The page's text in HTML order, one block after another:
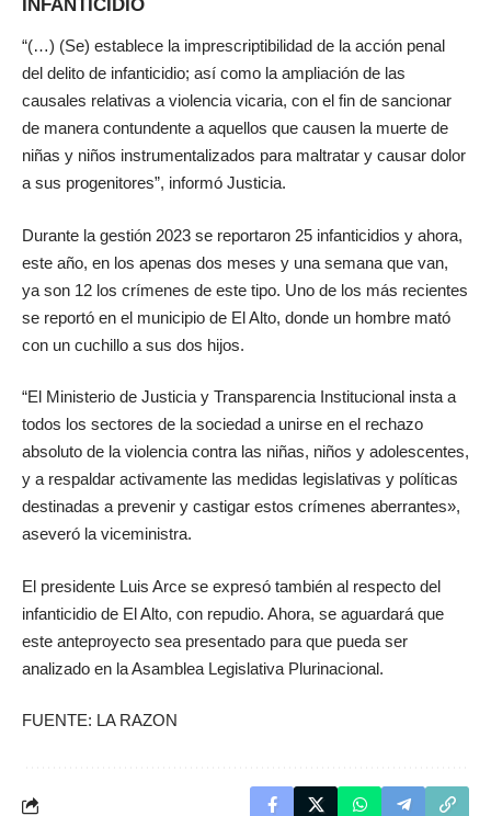
INFANTICIDIO
“(…) (Se) establece la imprescriptibilidad de la acción penal
del delito de infanticidio; así como la ampliación de las
causales relativas a violencia vicaria, con el fin de sancionar
de manera contundente a aquellos que causen la muerte de
niñas y niños instrumentalizados para maltratar y causar dolor
a sus progenitores”, informó Justicia.
Durante la gestión 2023 se reportaron 25 infanticidios y ahora,
este año, en los apenas dos meses y una semana que van,
ya son 12 los crímenes de este tipo. Uno de los más recientes
se reportó en el municipio de El Alto, donde un hombre mató
con un cuchillo a sus dos hijos.
“El Ministerio de Justicia y Transparencia Institucional insta a
todos los sectores de la sociedad a unirse en el rechazo
absoluto de la violencia contra las niñas, niños y adolescentes,
y a respaldar activamente las medidas legislativas y políticas
destinadas a prevenir y castigar estos crímenes aberrantes»,
aseveró la viceministra.
El presidente Luis Arce se expresó también al respecto del
infanticidio de El Alto, con repudio. Ahora, se aguardará que
este anteproyecto sea presentado para que pueda ser
analizado en la Asamblea Legislativa Plurinacional.
FUENTE: LA RAZON